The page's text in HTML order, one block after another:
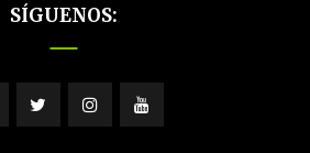
SÍGUENOS: